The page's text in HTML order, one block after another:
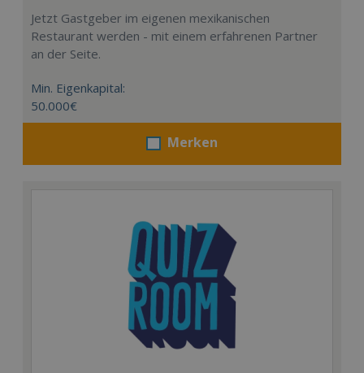
Jetzt Gastgeber im eigenen mexikanischen
Restaurant werden - mit einem erfahrenen Partner
an der Seite.
Min. Eigenkapital:
50.000€
Merken